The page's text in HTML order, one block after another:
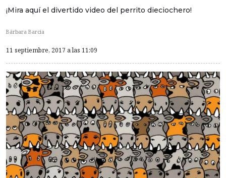
¡Mira aquí el divertido video del perrito dieciochero!
Bárbara Barcia
11 septiembre, 2017 a las 11:09